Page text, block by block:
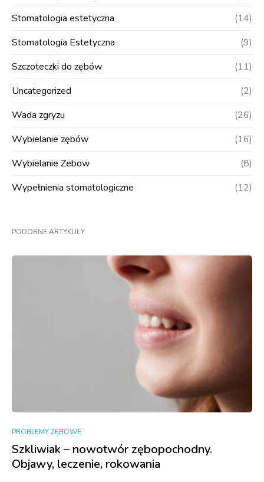
Stomatologia estetyczna
(14)
Stomatologia Estetyczna
(9)
Szczoteczki do zębów
(11)
Uncategorized
(2)
Wada zgryzu
(26)
Wybielanie zębów
(16)
Wybielanie Zebow
(8)
Wypełnienia stomatologiczne
(12)
PODOBNE ARTYKUŁY
PROBLEMY ZĘBOWE
Szkliwiak – nowotwór zębopochodny.
Objawy, leczenie, rokowania